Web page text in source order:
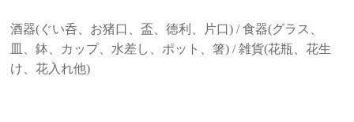
酒器(ぐい呑、お猪口、盃、徳利、片口) / 食器(グラス、
皿、鉢、カップ、水差し、ポット、箸) / 雑貨(花瓶、花生
け、花入れ他)